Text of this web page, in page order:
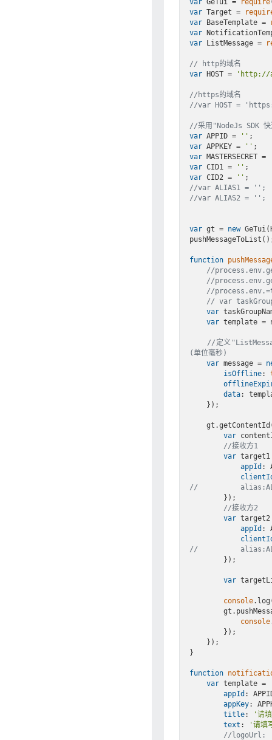
var Target =
var BaseTemplate =
var
var ListMessage =
// http的域名
var HOST = 'http://
//https的域名
//var HOST =
//采用"NodeJs SDK 快
var APPID =
''
var APPKEY =
''
var MASTERSECRET =
var CID1 = ''
var CID2 = ''
//var ALIAS1 = '';
//var ALIAS2 = '';
var gt = new
function
//
//
//
// var
var
var template =
//定义
(单位毫秒)
var message =
isOffline:
data:
var
//接收方1
var
appId :
//
//接收方2
var
appId :
//
var
console
console
}
function
var template
appId :
appKey:
title:
'请
text :
'请填
//logoUrl: